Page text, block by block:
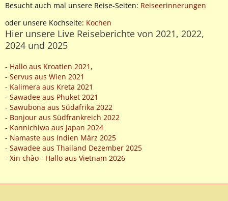
Besucht auch mal unsere Reise-Seiten: Reiseerinnerungen
oder unsere Kochseite: Kochen
Hier unsere Live Reiseberichte von 2021, 2022,
2024 und 2025
- Hallo aus Kroatien 2021 ,
- Servus aus Wien 2021
- Kalimera aus Kreta 2021
- Sawadee aus Phuket 2021
- Sawubona aus Südafrika 2022
- Bonjour aus Südfrankreich 2022
- Konnichiwa aus Japan 2024
- Namaste aus Indien März 2025
- Sawadee aus Thailand Dezember 2025
- Xin chào - Hallo aus Vietnam 2026